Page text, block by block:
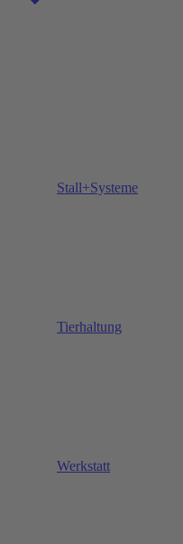
Stall+Systeme
Tierhaltung
Werkstatt